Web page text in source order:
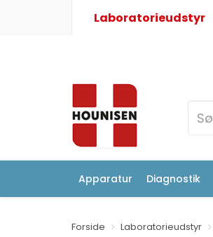
Laboratorieudstyr
Apparatur Diagnostik
Forside Laboratorieudstyr